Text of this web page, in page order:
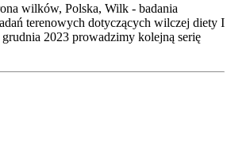
wilków, Polska, Wilk - badania
terenowych dotyczących wilczej diety I
2023 prowadzimy kolejną serię